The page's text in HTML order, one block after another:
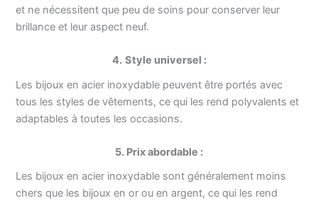
et ne nécessitent que peu de soins pour conserver leur
brillance et leur aspect neuf.
4. Style universel :
Les bijoux en acier inoxydable peuvent être portés avec
tous les styles de vêtements, ce qui les rend polyvalents et
adaptables à toutes les occasions.
5. Prix abordable :
Les bijoux en acier inoxydable sont généralement moins
chers que les bijoux en or ou en argent, ce qui les rend